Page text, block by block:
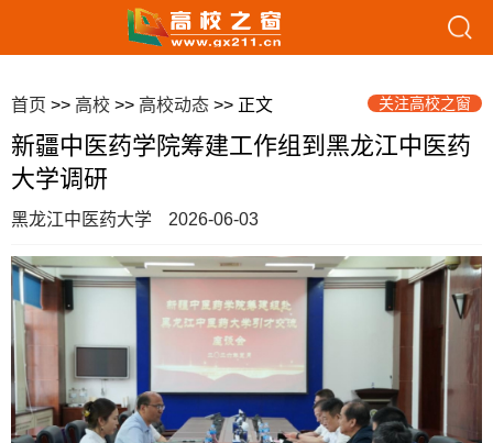
首页 >> 高校 >> 高校动态 >> 正文 关注高校之窗
新疆中医药学院筹建工作组到黑龙江中医药
大学调研
黑龙江中医药大学 2026-06-03